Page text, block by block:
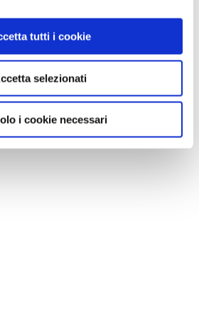
tutti i cookie
selezionati
i cookie necessari